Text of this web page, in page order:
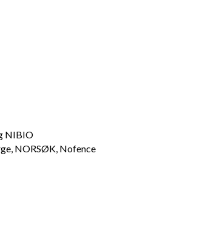
NIBIO
NORSØK, Nofence